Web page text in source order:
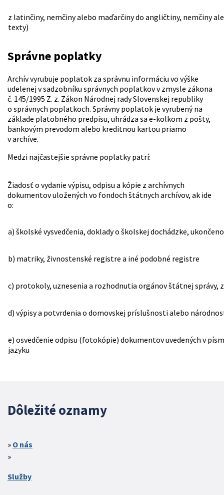
z latinčiny, nemčiny alebo maďarčiny do angličtiny, nemčiny
texty)
Správne poplatky
Archív vyrubuje poplatok za správnu informáciu vo výške
udelenej v sadzobníku správnych poplatkov v zmysle zákona
č. 145/1995 Z. z. Zákon Národnej rady Slovenskej republiky
o správnych poplatkoch. Správny poplatok je vyrubený na
základe platobného predpisu, uhrádza sa e-kolkom z pošty,
bankovým prevodom alebo kreditnou kartou priamo
v archíve.
Medzi najčastejšie správne poplatky patrí:
Žiadosť o vydanie výpisu, odpisu a kópie z archívnych
dokumentov uložených vo fondoch štátnych archívov, ak ide
o:
a) školské vysvedčenia, doklady o školskej dochádzke,
b) matriky, živnostenské registre a iné podobné registre
c) protokoly, uznesenia a rozhodnutia orgánov štátnej správy,
d) výpisy a potvrdenia o domovskej príslušnosti alebo
e) osvedčenie odpisu (fotokópie) dokumentov uvedených v
jazyku
Dôležité oznamy
O nás
Služby